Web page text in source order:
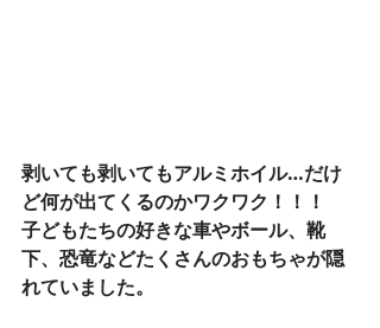
剥いても剥いてもアルミホイル…だけ
ど何が出てくるのかワクワク！！！
子どもたちの好きな車やボール、靴
下、恐竜などたくさんのおもちゃが隠
れていました。